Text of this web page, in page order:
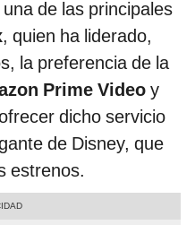
de las principales
, quien ha liderado,
la preferencia de la
Prime Video y
dicho servicio
de Disney, que
estrenos.